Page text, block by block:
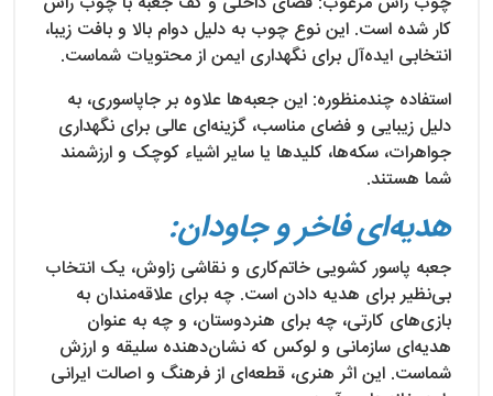
کار شده است. این نوع چوب به دلیل دوام بالا و بافت زیبا،
انتخابی ایده‌آل برای نگهداری ایمن از محتویات شماست.
استفاده چندمنظوره: این جعبه‌ها علاوه بر جاپاسوری، به
دلیل زیبایی و فضای مناسب، گزینه‌ای عالی برای نگهداری
جواهرات، سکه‌ها، کلیدها یا سایر اشیاء کوچک و ارزشمند
شما هستند.
هدیه‌ای فاخر و جاودان:
جعبه پاسور کشویی خاتم‌کاری و نقاشی زاوش، یک انتخاب
بی‌نظیر برای هدیه دادن است. چه برای علاقه‌مندان به
بازی‌های کارتی، چه برای هنردوستان، و چه به عنوان
هدیه‌ای سازمانی و لوکس که نشان‌دهنده سلیقه و ارزش
شماست. این اثر هنری، قطعه‌ای از فرهنگ و اصالت ایرانی